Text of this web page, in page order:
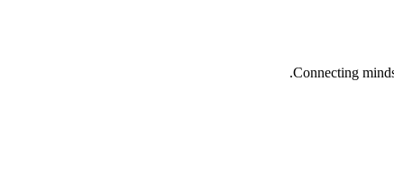
Connecting